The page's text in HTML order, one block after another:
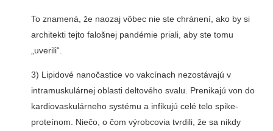
To znamená, že naozaj vôbec nie ste chránení, ako by si
architekti tejto falošnej pandémie priali, aby ste tomu
„uverili“.
3) Lipidové nanočastice vo vakcínach nezostávajú v
intramuskulárnej oblasti deltového svalu. Prenikajú von do
kardiovaskulárneho systému a infikujú celé telo spike-
proteínom. Niečo, o čom výrobcovia tvrdili, že sa nikdy